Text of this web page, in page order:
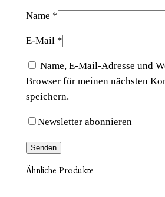
Name *
E-Mail *
Name, E-Mail-Adresse und
Browser für meinen nächsten
speichern.
Newsletter abonnieren
Ähnliche Produkte